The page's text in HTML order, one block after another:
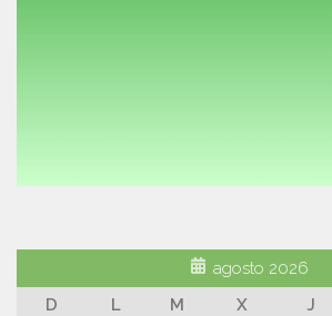
agosto 2026
D
L M X J